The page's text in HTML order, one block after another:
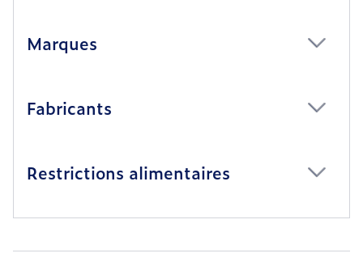
Marques
Fabricants
Restrictions alimentaires